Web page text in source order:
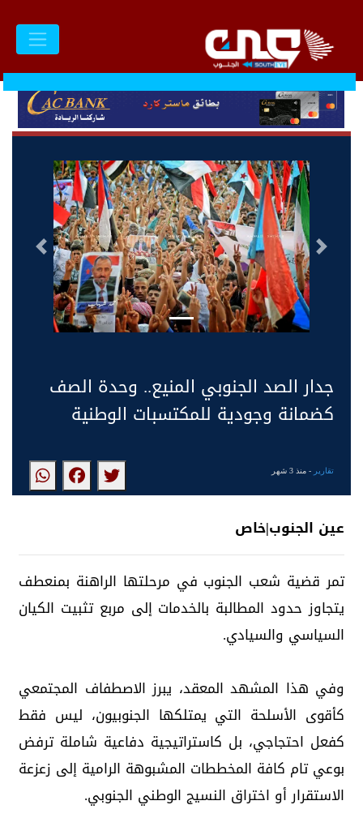
التالى السابق
جدار الصد الجنوبي المنيع.. وحدة الصف
كضمانة وجودية للمكتسبات الوطنية
تقارير - منذ 3 شهر
عين الجنوب|خاص
تمر قضية شعب الجنوب في مرحلتها الراهنة بمنعطف
يتجاوز حدود المطالبة بالخدمات إلى مربع تثبيت الكيان
السياسي والسيادي.
وفي هذا المشهد المعقد، يبرز الاصطفاف المجتمعي
كأقوى الأسلحة التي يمتلكها الجنوبيون، ليس فقط
كفعل احتجاجي، بل كاستراتيجية دفاعية شاملة ترفض
بوعي تام كافة المخططات المشبوهة الرامية إلى زعزعة
الاستقرار أو اختراق النسيج الوطني الجنوبي.